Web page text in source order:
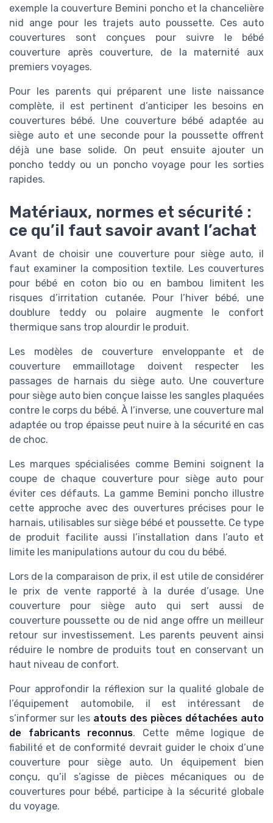
exemple la couverture Bemini poncho et la chancelière
nid ange pour les trajets auto poussette. Ces auto
couvertures sont conçues pour suivre le bébé
couverture après couverture, de la maternité aux
premiers voyages.
Pour les parents qui préparent une liste naissance
complète, il est pertinent d’anticiper les besoins en
couvertures bébé. Une couverture bébé adaptée au
siège auto et une seconde pour la poussette offrent
déjà une base solide. On peut ensuite ajouter un
poncho teddy ou un poncho voyage pour les sorties
rapides.
Matériaux, normes et sécurité :
ce qu’il faut savoir avant l’achat
Avant de choisir une couverture pour siège auto, il
faut examiner la composition textile. Les couvertures
pour bébé en coton bio ou en bambou limitent les
risques d’irritation cutanée. Pour l’hiver bébé, une
doublure teddy ou polaire augmente le confort
thermique sans trop alourdir le produit.
Les modèles de couverture enveloppante et de
couverture emmaillotage doivent respecter les
passages de harnais du siège auto. Une couverture
pour siège auto bien conçue laisse les sangles plaquées
contre le corps du bébé. À l’inverse, une couverture mal
adaptée ou trop épaisse peut nuire à la sécurité en cas
de choc.
Les marques spécialisées comme Bemini soignent la
coupe de chaque couverture pour siège auto pour
éviter ces défauts. La gamme Bemini poncho illustre
cette approche avec des ouvertures précises pour le
harnais, utilisables sur siège bébé et poussette. Ce type
de produit facilite aussi l’installation dans l’auto et
limite les manipulations autour du cou du bébé.
Lors de la comparaison de prix, il est utile de considérer
le prix de vente rapporté à la durée d’usage. Une
couverture pour siège auto qui sert aussi de
couverture poussette ou de nid ange offre un meilleur
retour sur investissement. Les parents peuvent ainsi
réduire le nombre de produits tout en conservant un
haut niveau de confort.
Pour approfondir la réflexion sur la qualité globale de
l’équipement automobile, il est intéressant de
s’informer sur les atouts des pièces détachées auto
de fabricants reconnus. Cette même logique de
fiabilité et de conformité devrait guider le choix d’une
couverture pour siège auto. Un équipement bien
conçu, qu’il s’agisse de pièces mécaniques ou de
couvertures pour bébé, participe à la sécurité globale
du voyage.